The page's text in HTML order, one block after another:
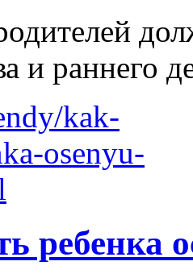
и раннего
ребенка